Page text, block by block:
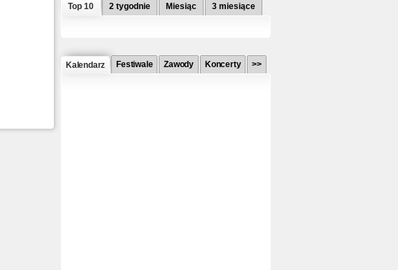
Top 10 2 tygodnie Miesiąc 3 miesiące
Kalendarz Festiwale Zawody Koncerty >>